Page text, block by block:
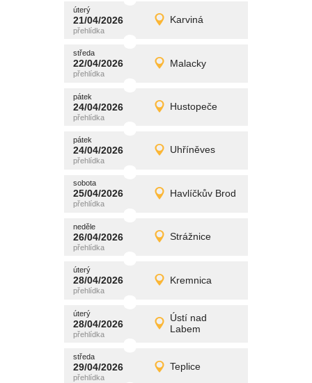
úterý
21/04/2026 Karviná
úterý
21/04/2026 Detail
promítání
středa
22/04/2026 Malacky
středa
22/04/2026 Detail
promítání
pátek
24/04/2026 Hustopeče
pátek
24/04/2026 Detail
promítání
pátek
24/04/2026 Uhříněves
pátek
24/04/2026 Detail
promítání
sobota
25/04/2026 Havlíčkův Brod
sobota
25/04/2026 Detail
promítání
neděle
26/04/2026 Strážnice
neděle
26/04/2026 Detail
promítání
úterý
28/04/2026 Kremnica
úterý
28/04/2026 Detail
promítání
úterý
28/04/2026
Ústí nad
Labem
úterý
28/04/2026 Detail
promítání
středa
29/04/2026 Teplice
středa
29/04/2026 Detail
promítání